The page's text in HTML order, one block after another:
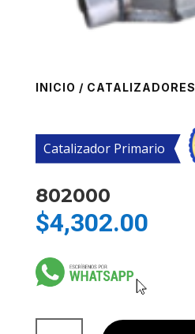
INICIO / CATALIZADORES
Catalizador Primario
802000
$4,302.00